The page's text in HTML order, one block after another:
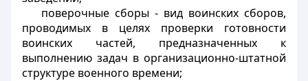
поверочные сборы - вид воинских сборов,
проводимых в целях проверки готовности
воинских частей, предназначенных к
выполнению задач в организационно-штатной
структуре военного времени;